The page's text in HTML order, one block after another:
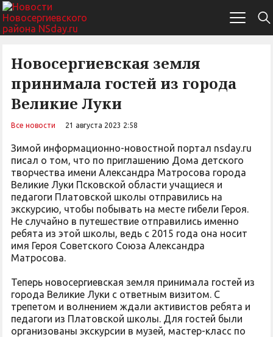
Новосергиевская земля
принимала гостей из города
Великие Луки
Все новости 21 августа 2023 2:58
Зимой информационно-новостной портал nsday.ru
писал о том, что по приглашению Дома детского
творчества имени Александра Матросова города
Великие Луки Псковской области учащиеся и
педагоги Платовской школы отправились на
экскурсию, чтобы побывать на месте гибели Героя.
Не случайно в путешествие отправились именно
ребята из этой школы, ведь с 2015 года она носит
имя Героя Советского Союза Александра
Матросова.
Теперь новосергиевская земля принимала гостей из
города Великие Луки с ответным визитом. С
трепетом и волнением ждали активистов ребята и
педагоги из Платовской школы. Для гостей были
организованы экскурсии в музей, мастер-класс по